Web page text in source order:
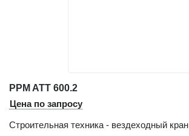
PPM ATT 600.2
Цена по запросу
Строительная техника - вездеходный кран